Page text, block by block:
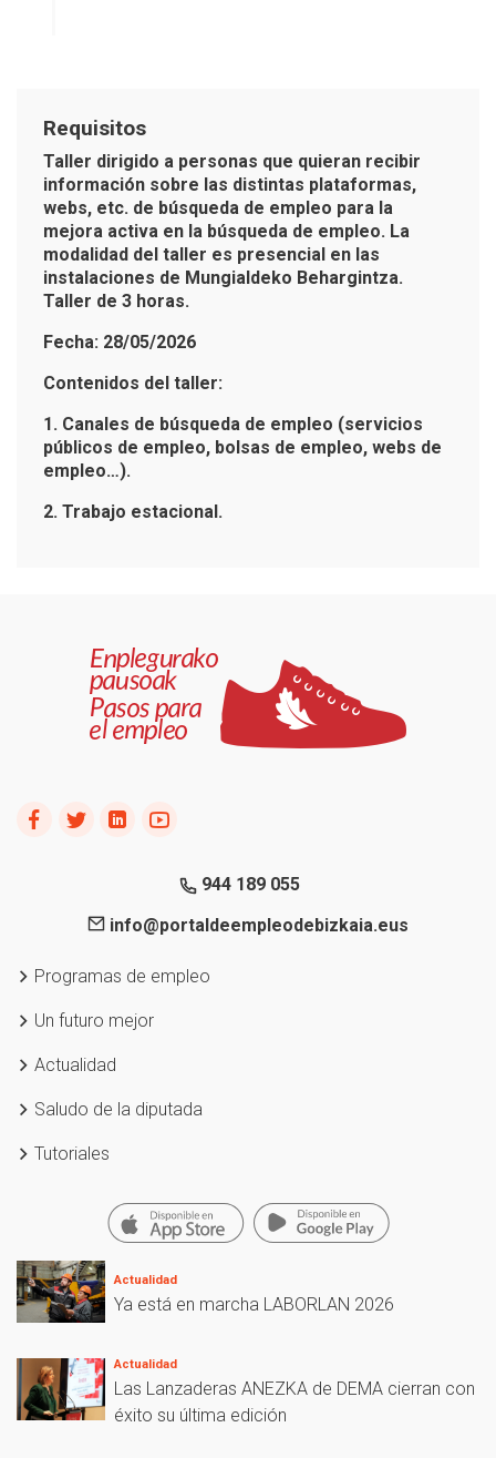
Requisitos
Taller dirigido a personas que quieran recibir
información sobre las distintas plataformas,
webs, etc. de búsqueda de empleo para la
mejora activa en la búsqueda de empleo. La
modalidad del taller es presencial en las
instalaciones de Mungialdeko Behargintza.
Taller de 3 horas.
Fecha: 28/05/2026
Contenidos del taller:
1. Canales de búsqueda de empleo (servicios
públicos de empleo, bolsas de empleo, webs de
empleo…).
2. Trabajo estacional.
944 189 055
info@portaldeempleodebizkaia.eus
Programas de empleo
Un futuro mejor
Actualidad
Saludo de la diputada
Tutoriales
Actualidad
Ya está en marcha LABORLAN 2026
Actualidad
Las Lanzaderas ANEZKA de DEMA cierran con
éxito su última edición